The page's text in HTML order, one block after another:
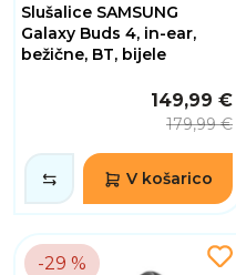
Slušalice SAMSUNG
Galaxy Buds 4, in-ear,
bežične, BT, bijele
149,99 €
179,99 €
V košarico
-29 %